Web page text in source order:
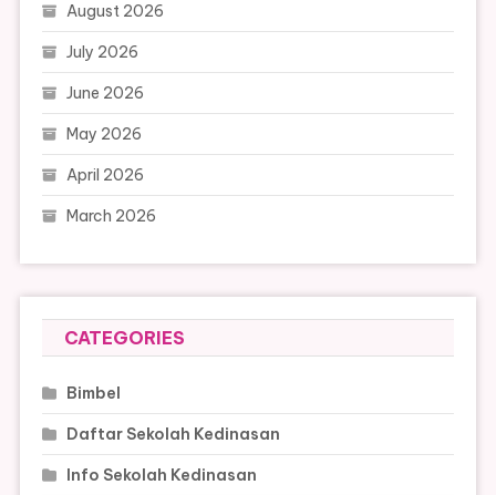
August 2026
July 2026
June 2026
May 2026
April 2026
March 2026
CATEGORIES
Bimbel
Daftar Sekolah Kedinasan
Info Sekolah Kedinasan